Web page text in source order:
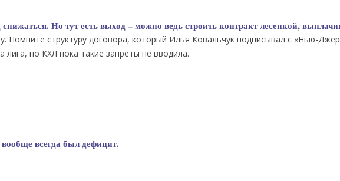
Но тут есть выход – можно ведь строить контракт лесенкой,
Помните структуру договора, который Илья Ковальчук подписывал с «Нью-
лига, но КХЛ пока такие запреты не вводила.
всегда был дефицит.